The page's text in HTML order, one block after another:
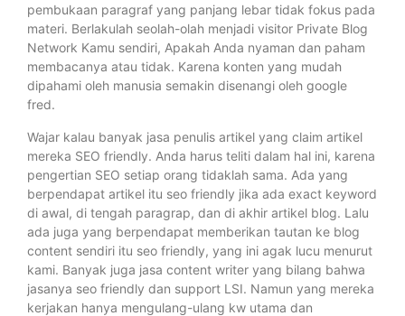
pembukaan paragraf yang panjang lebar tidak fokus pada
materi. Berlakulah seolah-olah menjadi visitor Private Blog
Network Kamu sendiri, Apakah Anda nyaman dan paham
membacanya atau tidak. Karena konten yang mudah
dipahami oleh manusia semakin disenangi oleh google
fred.
Wajar kalau banyak jasa penulis artikel yang claim artikel
mereka SEO friendly. Anda harus teliti dalam hal ini, karena
pengertian SEO setiap orang tidaklah sama. Ada yang
berpendapat artikel itu seo friendly jika ada exact keyword
di awal, di tengah paragrap, dan di akhir artikel blog. Lalu
ada juga yang berpendapat memberikan tautan ke blog
content sendiri itu seo friendly, yang ini agak lucu menurut
kami. Banyak juga jasa content writer yang bilang bahwa
jasanya seo friendly dan support LSI. Namun yang mereka
kerjakan hanya mengulang-ulang kw utama dan